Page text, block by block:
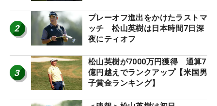
2
プレーオフ進出をかけたラストマ
ッチ 松山英樹は日本時間7日深
夜にティオフ
3
松山英樹が7000万円獲得 通算7
億円越えでランクアップ【米国男
子賞金ランキング】